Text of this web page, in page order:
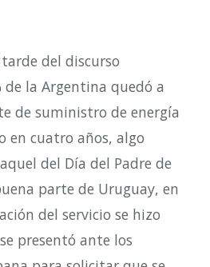
del discurso
de la Argentina quedó a
de suministro de energía
en cuatro años, algo
del Día del Padre de
parte de Uruguay, en
del servicio se hizo
presentó ante los